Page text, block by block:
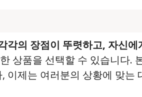
의 장점이 뚜렷하고, 자신
상품을 선택할 수 있습니다.
이제는 여러분의 상황에 맞는